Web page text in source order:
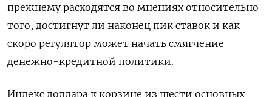
прежнему расходятся во мнениях относительно
того, достигнут ли наконец пик ставок и как
скоро регулятор может начать смягчение
денежно-кредитной политики.
Индекс доллара к корзине из шести основных